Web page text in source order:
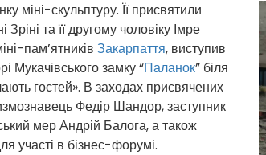
міні-скульптуру. Її присвятили
та її другому чоловіку Імре
пам’ятників Закарпаття, виступив
Мукачівського замку “Паланок” біля
гостей». В заходах присвячених
Федір Шандор, заступник
мер Андрій Балога, а також
участі в бізнес-форумі.